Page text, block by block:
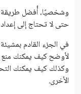
حتى لا تحتاج إلى
في الجزء القادم
لأوضح كيف يمكنك منع
وكذلك كيف يمكنك
الأخرى.